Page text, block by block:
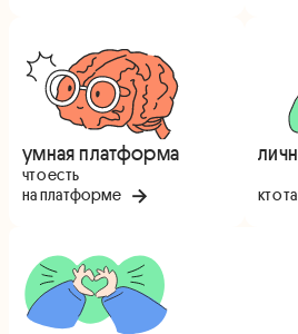
умная платформа
что есть
на платформе
кто